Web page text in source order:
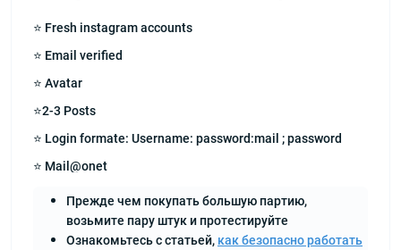
⭐ Fresh instagram accounts
⭐ Email verified
⭐ Avatar
⭐2-3 Posts
⭐ Login formate: Username: password:mail ; password
⭐ Mail@onet
Прежде чем покупать большую партию,
возьмите пару штук и протестируйте
Ознакомьтесь с статьей, как безопасно работать